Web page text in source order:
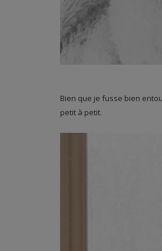
Bien que je fusse bien
petit à petit.